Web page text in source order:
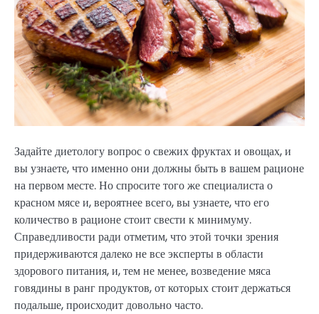
Задайте диетологу вопрос о свежих фруктах и овощах, и
вы узнаете, что именно они должны быть в вашем рационе
на первом месте. Но спросите того же специалиста о
красном мясе и, вероятнее всего, вы узнаете, что его
количество в рационе стоит свести к минимуму.
Справедливости ради отметим, что этой точки зрения
придерживаются далеко не все эксперты в области
здорового питания, и, тем не менее, возведение мяса
говядины в ранг продуктов, от которых стоит держаться
подальше, происходит довольно часто.